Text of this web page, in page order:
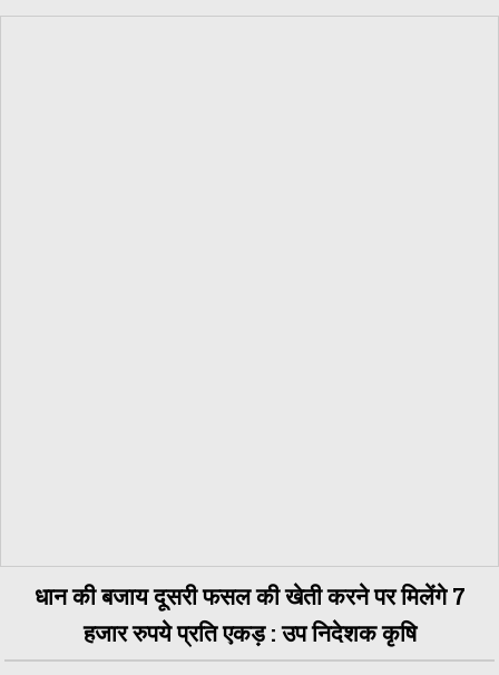
धान की बजाय दूसरी फसल की खेती करने पर मिलेंगे 7
हजार रुपये प्रति एकड़ : उप निदेशक कृषि